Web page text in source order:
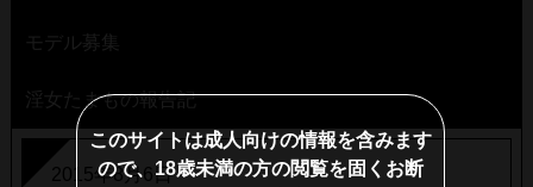
モデル募集
淫女たまもの報告記
2015年8月6日
このサイトは成人向けの情報を含みます
ので、18歳未満の方の閲覧を固くお断